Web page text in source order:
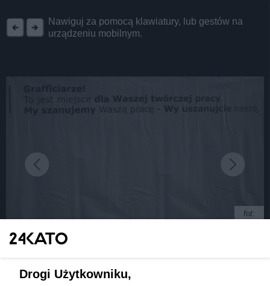
Nawiguj za pomocą klawiatury, lub gestów na
urządzeniu mobilnym.
fot:
za to miejsce dla grafficiarzy
Drogi Użytkowniku,